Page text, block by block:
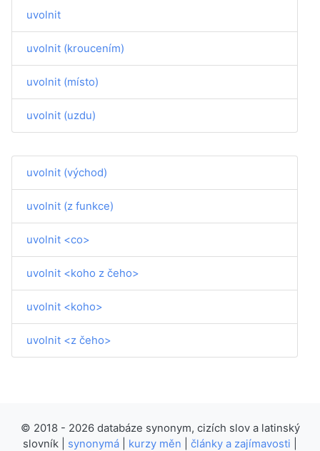
uvolnit
uvolnit (kroucením)
uvolnit (místo)
uvolnit (uzdu)
uvolnit (východ)
uvolnit (z funkce)
uvolnit <co>
uvolnit <koho z čeho>
uvolnit <koho>
uvolnit <z čeho>
© 2018 - 2026 databáze synonym, cizích slov a latinský
slovník | synonymá kurzy měn články a zajímavosti